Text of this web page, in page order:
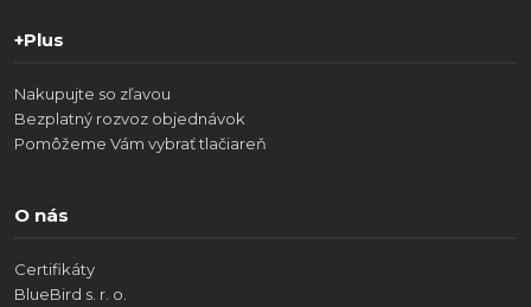
+Plus
Nakupujte so zľavou
Bezplatný rozvoz objednávok
Pomôžeme Vám vybrať tlačiareň
O nás
Certifikáty
BlueBird s. r. o.